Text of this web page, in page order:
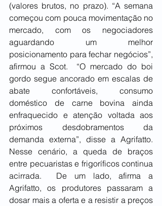
(valores brutos, no prazo). “A semana
começou com pouca movimentação no
mercado, com os negociadores
aguardando um melhor
posicionamento para fechar negócios”,
afirmou a Scot.  “O mercado do boi
gordo segue ancorado em escalas de
abate confortáveis, consumo
doméstico de carne bovina ainda
enfraquecido e atenção voltada aos
próximos desdobramentos da
demanda externa”, disse a Agrifatto.
Nesse cenário, a queda de braços
entre pecuaristas e frigoríficos continua
acirrada.  De um lado, afirma a
Agrifatto, os produtores passaram a
dosar mais a oferta e a resistir a preços